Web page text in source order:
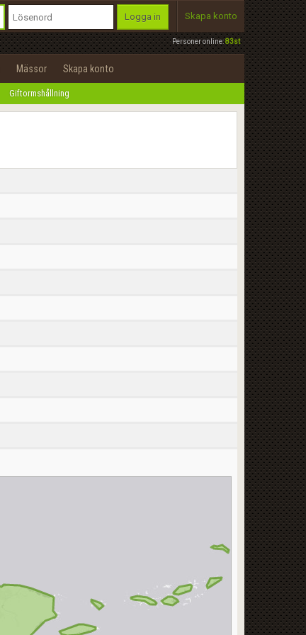
Personer online:83st
Logga in Skapa konto
Mässor Skapa konto
Giftormshållning